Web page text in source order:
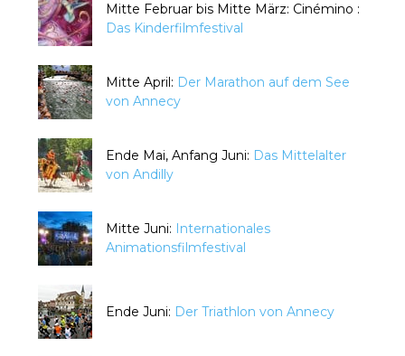
Mitte Februar bis Mitte März: Cinémino :
Das Kinderfilmfestival
Mitte April: Der Marathon auf dem See
von Annecy
Ende Mai, Anfang Juni: Das Mittelalter
von Andilly
Mitte Juni: Internationales
Animationsfilmfestival
Ende Juni: Der Triathlon von Annecy